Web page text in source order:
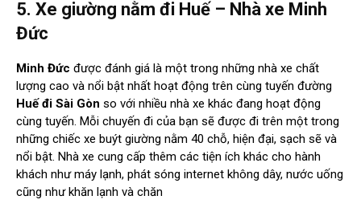
5. Xe giường nằm đi Huế – Nhà xe Minh
Đức
Minh Đức được đánh giá là một trong những nhà xe chất
lượng cao và nổi bật nhất hoạt động trên cùng tuyến đường
Huế đi Sài Gòn so với nhiều nhà xe khác đang hoạt động
cùng tuyến. Mỗi chuyến đi của bạn sẽ được đi trên một trong
những chiếc xe buýt giường nằm 40 chỗ, hiện đại, sạch sẽ và
nổi bật. Nhà xe cung cấp thêm các tiện ích khác cho hành
khách như máy lạnh, phát sóng internet không dây, nước uống
cũng như khăn lạnh và chăn